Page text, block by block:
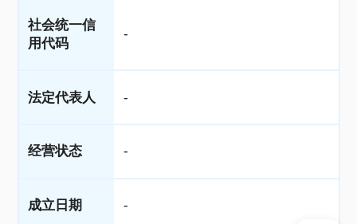
社会统一信
用代码
-
法定代表人 -
经营状态 -
成立日期 -